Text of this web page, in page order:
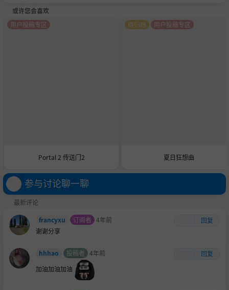
或许您会喜欢
Portal 2 传送门2
用户投稿专区
夏日狂想曲
待归档 用户投稿专区
参与讨论聊一聊
最新评论
francyxu
订阅者 4年前
回复
谢谢分享
hhhao 投稿者 4年前
回复
加油加油加油